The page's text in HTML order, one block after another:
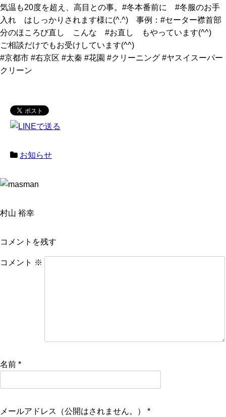
気温も20度を超え、高目との事。#冬本番前に #冬服のお手
入れ はしっかりされます様に(^.^) 事例：#セーター襟首部
分のほころび直し こんな #お直し もやっています(^^)
ご相談だけでもお受けしています(^^)
#京都市 #右京区 #太秦 #花園 #クリーニング #ヤスイスーパー
クリーン
お知らせ
村山 裕幸
コメントを残す
コメント ※
名前 *
メールアドレス（公開はされません。） *